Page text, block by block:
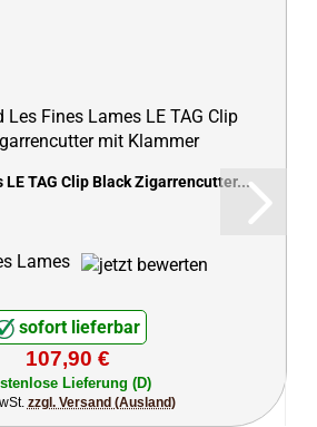
LE TAG Clip Black Zigarrencutter...
sofort lieferbar
107,90 €
Lieferung (D)
zzgl. Versand (Ausland)